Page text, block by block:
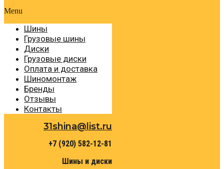
Menu
Шины
Грузовые шины
Диски
Грузовые диски
Оплата и доставка
Шиномонтаж
Бренды
Отзывы
Контакты
31shina@list.ru
+7 (920) 582-12-81
Шины и диски